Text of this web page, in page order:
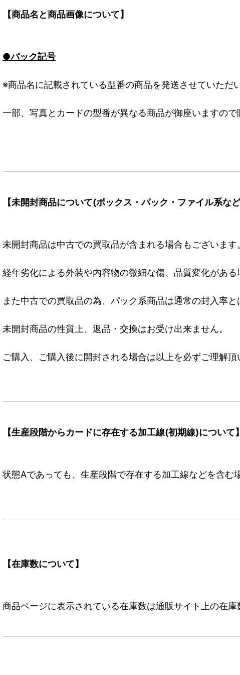
【商品名と商品画像について】
●パック記号
※商品名に記載されている型番の商品を発送させていただ
一部、写真とカードの型番が異なる商品が御座いますの
【未開封商品について(ボックス・パック・ファイル系な
未開封商品は中古での買取品が含まれる場合もございます
経年劣化による外装や内容物の微細な傷、品質変化がある
また中古での買取品の為、パック系商品は通常の封入率と
未開封商品の性質上、返品・交換はお受け出来ません。
ご購入、ご購入後に開封される場合は以上を必ずご理解頂
【生産段階からカードに存在する加工線(初期線)について】
状態Aであっても、生産段階で存在する加工線などを含む
【在庫数について】
商品ページに表示されている在庫数は通販サイト上の在